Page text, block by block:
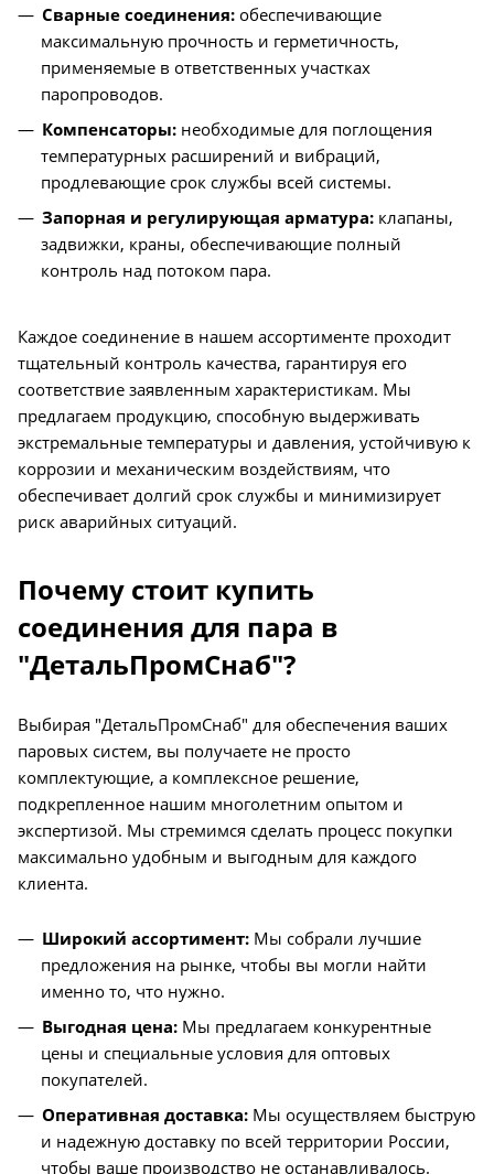
Сварные соединения: обеспечивающие
максимальную прочность и герметичность,
применяемые в ответственных участках
паропроводов.
Компенсаторы: необходимые для поглощения
температурных расширений и вибраций,
продлевающие срок службы всей системы.
Запорная и регулирующая арматура: клапаны,
задвижки, краны, обеспечивающие полный
контроль над потоком пара.
Каждое соединение в нашем ассортименте проходит
тщательный контроль качества, гарантируя его
соответствие заявленным характеристикам. Мы
предлагаем продукцию, способную выдерживать
экстремальные температуры и давления, устойчивую к
коррозии и механическим воздействиям, что
обеспечивает долгий срок службы и минимизирует
риск аварийных ситуаций.
Почему стоит купить
соединения для пара в
"ДетальПромСнаб"?
Выбирая "ДетальПромСнаб" для обеспечения ваших
паровых систем, вы получаете не просто
комплектующие, а комплексное решение,
подкрепленное нашим многолетним опытом и
экспертизой. Мы стремимся сделать процесс покупки
максимально удобным и выгодным для каждого
клиента.
Широкий ассортимент: Мы собрали лучшие
предложения на рынке, чтобы вы могли найти
именно то, что нужно.
Выгодная цена: Мы предлагаем конкурентные
цены и специальные условия для оптовых
покупателей.
Оперативная доставка: Мы осуществляем быструю
и надежную доставку по всей территории России,
чтобы ваше производство не останавливалось.